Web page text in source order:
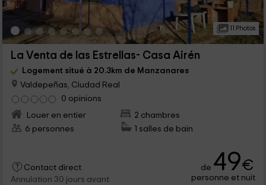
11 Photos
La Venta de las Estrellas- Casa Airén
Logement situé à 20.3km de Manzanares
Valdepeñas, Ciudad Real
0 opinions
Louer en entier
2 chambres
6 personnes
1 salles de bain
Contact direct
Annulation 30 jours avant
de 49€
personne et nuit